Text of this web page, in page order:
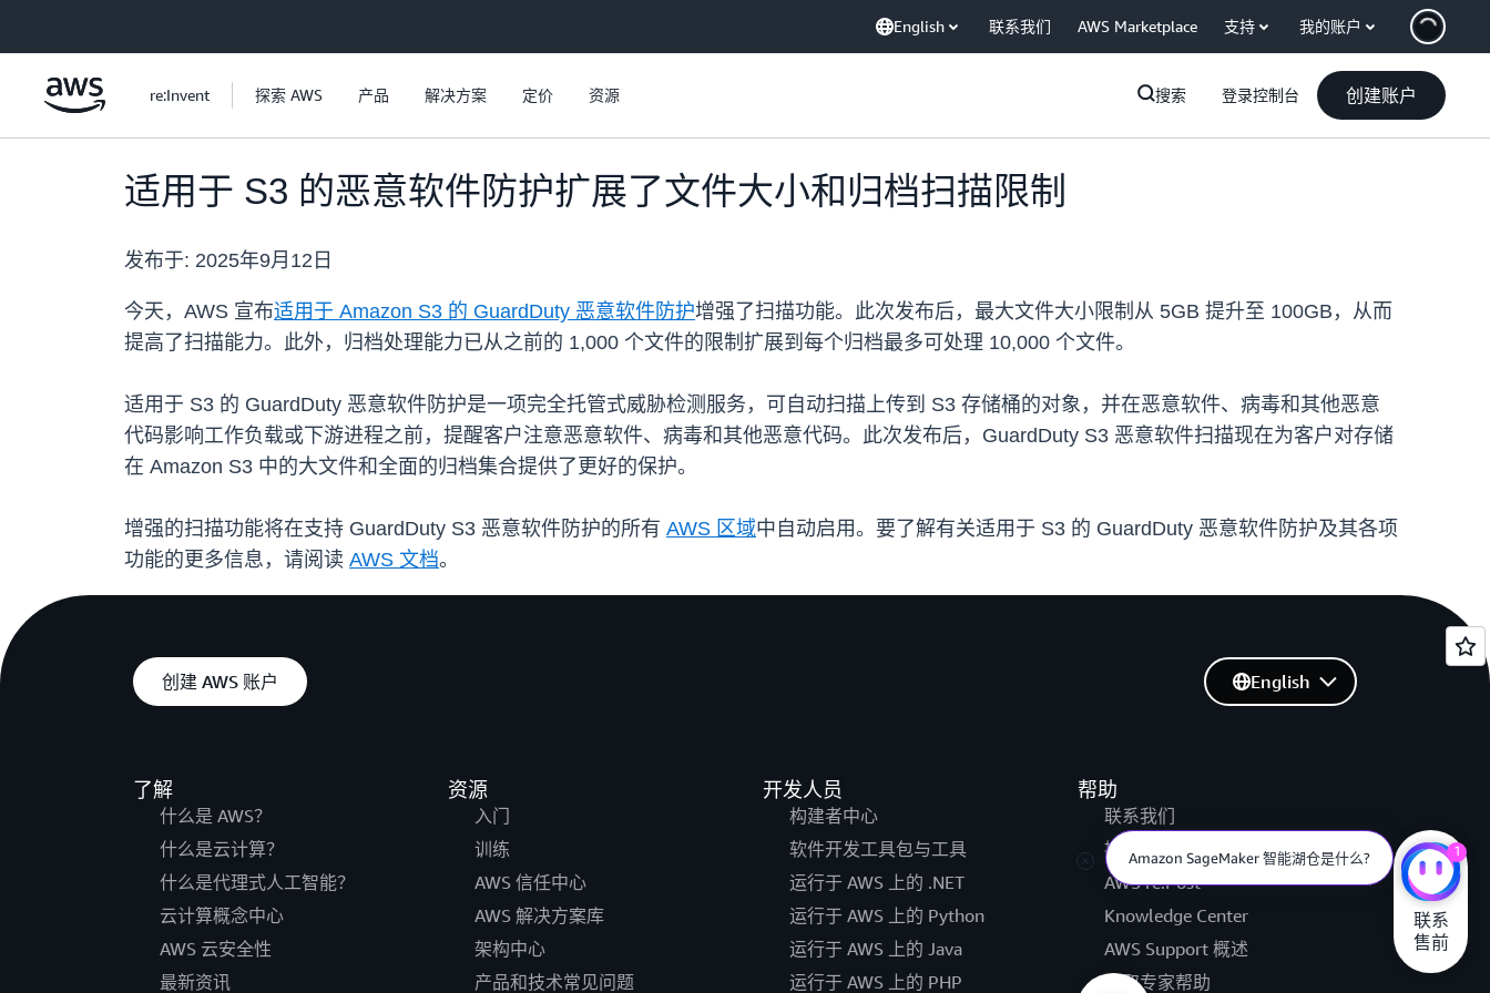
English 联系我们 AWS Marketplace 支持 我的账户
re:Invent 探索 AWS 产品 解决方案 定价 资源 搜索 登录控制台 创建账户
适用于 S3 的恶意软件防护扩展了文件大小和归档扫描限制
发布于: 2025年9月12日
今天，AWS 宣布适用于 Amazon S3 的 GuardDuty 恶意软件防护增强了扫描功能。此次发布后，最大文件大小限制从 5GB 提升至 100GB，从而
提高了扫描能力。此外，归档处理能力已从之前的 1,000 个文件的限制扩展到每个归档最多可处理 10,000 个文件。
适用于 S3 的 GuardDuty 恶意软件防护是一项完全托管式威胁检测服务，可自动扫描上传到 S3 存储桶的对象，并在恶意软件、病毒和其他恶意
代码影响工作负载或下游进程之前，提醒客户注意恶意软件、病毒和其他恶意代码。此次发布后，GuardDuty S3 恶意软件扫描现在为客户对存储
在 Amazon S3 中的大文件和全面的归档集合提供了更好的保护。
增强的扫描功能将在支持 GuardDuty S3 恶意软件防护的所有 AWS 区域中自动启用。要了解有关适用于 S3 的 GuardDuty 恶意软件防护及其各项
功能的更多信息，请阅读 AWS 文档。
创建 AWS 账户
了解
什么是 AWS？
什么是云计算？
什么是代理式人工智能？
云计算概念中心
AWS 云安全性
最新资讯
资源
入门
训练
AWS 信任中心
AWS 解决方案库
架构中心
产品和技术常见问题
开发人员
构建者中心
软件开发工具包与工具
运行于 AWS 上的 .NET
运行于 AWS 上的 Python
运行于 AWS 上的 Java
运行于 AWS 上的 PHP
帮助
联系我们
提交支持工单
AWS re:Post
Knowledge Center
AWS Support 概述
获取专家帮助
English
Amazon SageMaker 智能湖仓是什么? 1
联系
售前